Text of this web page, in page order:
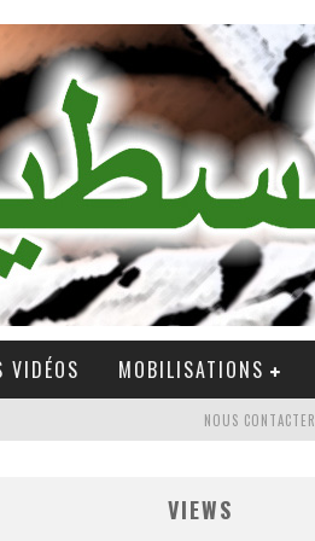
VIDÉOS MOBILISATIONS
NOUS CONTACTER
VIEWS